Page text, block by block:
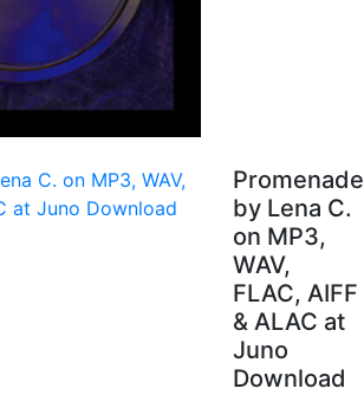
Promenade
by Lena C.
on MP3,
WAV,
FLAC, AIFF
& ALAC at
Juno
Download